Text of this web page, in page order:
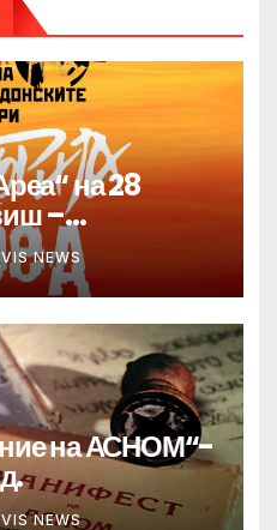
на 28
–
за
рудари
NEWS
на АСНОМ“-
NEWS